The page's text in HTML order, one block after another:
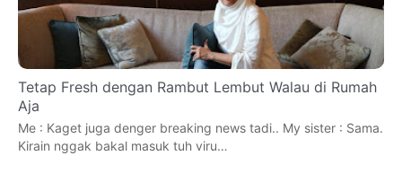
Tetap Fresh dengan Rambut Lembut Walau di Rumah
Aja
Me : Kaget juga denger breaking news tadi.. My sister : Sama.
Kirain nggak bakal masuk tuh viru…